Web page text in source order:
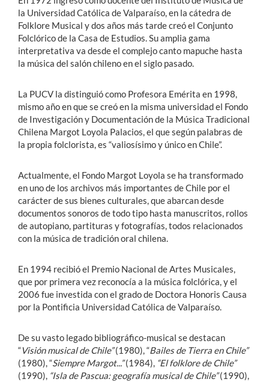
la Universidad Católica de Valparaíso, en la cátedra de
Folklore Musical y dos años más tarde creó el Conjunto
Folclórico de la Casa de Estudios. Su amplia gama
interpretativa va desde el complejo canto mapuche hasta
la música del salón chileno en el siglo pasado.
La PUCV la distinguió como Profesora Emérita en 1998,
mismo año en que se creó en la misma universidad el Fondo
de Investigación y Documentación de la Música Tradicional
Chilena Margot Loyola Palacios, el que según palabras de
la propia folclorista, es “valiosísimo y único en Chile”.
Actualmente, el Fondo Margot Loyola se ha transformado
en uno de los archivos más importantes de Chile por el
carácter de sus bienes culturales, que abarcan desde
documentos sonoros de todo tipo hasta manuscritos, rollos
de autopiano, partituras y fotografías, todos relacionados
con la música de tradición oral chilena.
En 1994 recibió el Premio Nacional de Artes Musicales,
que por primera vez reconocía a la música folclórica, y el
2006 fue investida con el grado de Doctora Honoris Causa
por la Pontificia Universidad Católica de Valparaíso.
De su vasto legado bibliográfico-musical se destacan
“Visión musical de Chile”(1980), “Bailes de Tierra en Chile”
(1980), “Siempre Margot...”(1984), “El folklore de Chile”
(1990), “Isla de Pascua: geografía musical de Chile”(1990),